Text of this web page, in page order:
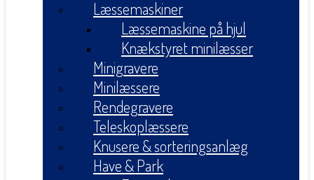
Læssemaskiner
Læssemaskine på hjul
Knækstyret minilæsser
Minigravere
Minilæssere
Rendegravere
Teleskoplæssere
Knusere & sorteringsanlæg
Have & Park